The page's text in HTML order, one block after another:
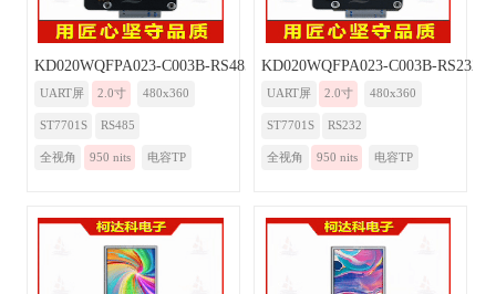
KD020WQFPA023-C003B-RS485
UART屏 2.0寸 480x360
ST7701S RS485
全视角 950 nits 电容TP
KD020WQFPA023-C003B-RS232
UART屏 2.0寸 480x360
ST7701S RS232
全视角 950 nits 电容TP